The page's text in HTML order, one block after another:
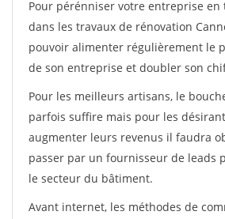
Pour pérénniser votre entreprise
dans les travaux de rénovation
pouvoir alimenter régulièrement le
de son entreprise et doubler son
Pour les meilleurs artisans, le
parfois suffire mais pour les
augmenter leurs revenus il faudra
passer par un fournisseur de leads
le secteur du bâtiment.
Avant internet, les méthodes de